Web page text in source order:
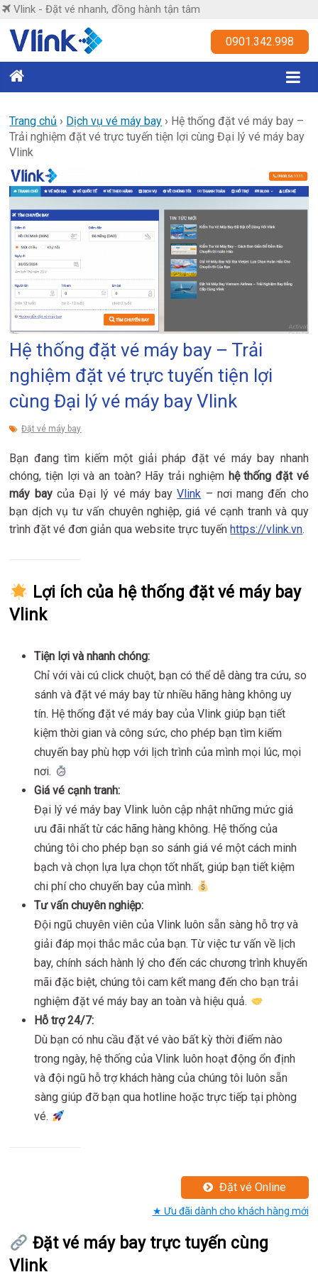
Skip
content
Vlink - Đặt vé nhanh, đồng hành tận tâm
Vlink
nhanh,
đồng
hành
tận
tâm
0901.342.998
Trang chủ › Dịch vụ vé máy bay › Hệ thống đặt vé máy bay –
Trải nghiệm đặt vé trực tuyến tiện lợi cùng Đại lý vé máy bay
Vlink
Hệ thống đặt vé máy bay – Trải
nghiệm đặt vé trực tuyến tiện lợi
cùng Đại lý vé máy bay Vlink
Đặt vé máy bay
Bạn đang tìm kiếm một giải pháp đặt vé máy bay nhanh
chóng, tiện lợi và an toàn? Hãy trải nghiệm hệ thống đặt vé
máy baycủa Đại lý vé máy bayVlink – nơi mang đến cho
bạn dịch vụ tư vấn chuyên nghiệp, giá vé cạnh tranh và quy
trình đặt vé đơn giản qua website trực tuyến https://vlink.vn.
Lợi ích của hệ thống đặt vé máy bay
Vlink
Tiện lợi và nhanh chóng:
Chỉ với vài cú click chuột, bạn có thể dễ dàng tra cứu, so
sánh và đặt vé máy bay từ nhiều hãng hàng không uy
tín. Hệ thống đặt vé máy bay của Vlink giúp bạn tiết
kiệm thời gian và công sức, cho phép bạn tìm kiếm
chuyến bay phù hợp với lịch trình của mình mọi lúc, mọi
nơi.
Giá vé cạnh tranh:
Đại lý vé máy bay Vlink luôn cập nhật những mức giá
ưu đãi nhất từ các hãng hàng không. Hệ thống của
chúng tôi cho phép bạn so sánh giá vé một cách minh
bạch và chọn lựa lựa chọn tốt nhất, giúp bạn tiết kiệm
chi phí cho chuyến bay của mình.
Tư vấn chuyên nghiệp:
Đội ngũ chuyên viên của Vlink luôn sẵn sàng hỗ trợ và
giải đáp mọi thắc mắc của bạn. Từ việc tư vấn về lịch
bay, chính sách hành lý cho đến các chương trình khuyến
mãi đặc biệt, chúng tôi cam kết mang đến cho bạn trải
nghiệm đặt vé máy bay an toàn và hiệu quả.
Hỗ trợ 24/7:
Dù bạn có nhu cầu đặt vé vào bất kỳ thời điểm nào
trong ngày, hệ thống của Vlink luôn hoạt động ổn định
và đội ngũ hỗ trợ khách hàng của chúng tôi luôn sẵn
sàng giúp đỡ bạn qua hotline hoặc trực tiếp tại phòng
vé.
Đặt vé Online
★ Ưu đãi dành cho khách hàng mới
Đặt vé máy bay trực tuyến cùng
Vlink